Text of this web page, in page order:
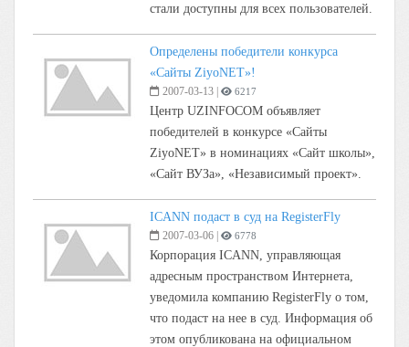
стали доступны для всех пользователей.
Определены победители конкурса
«Сайты ZiyoNET»!
2007-03-13 6217
Центр UZINFOCOM объявляет
победителей в конкурсе «Сайты
ZiyoNET» в номинациях «Сайт школы»,
«Сайт ВУЗа», «Независимый проект».
ICANN подаст в суд на RegisterFly
2007-03-06 6778
Корпорация ICANN, управляющая
адресным пространством Интернета,
уведомила компанию RegisterFly о том,
что подаст на нее в суд. Информация об
этом опубликована на официальном